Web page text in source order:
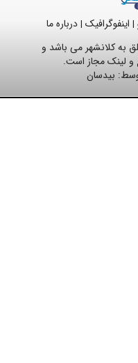
| اینفوگرافیک |درباره ما
به کلانشهر می باشد و
و لینک مجاز است.
بیدسان